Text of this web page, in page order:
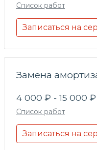
Список работ
Записаться на
Замена
4 000 ₽ - 15 000 ₽
Список работ
Записаться на